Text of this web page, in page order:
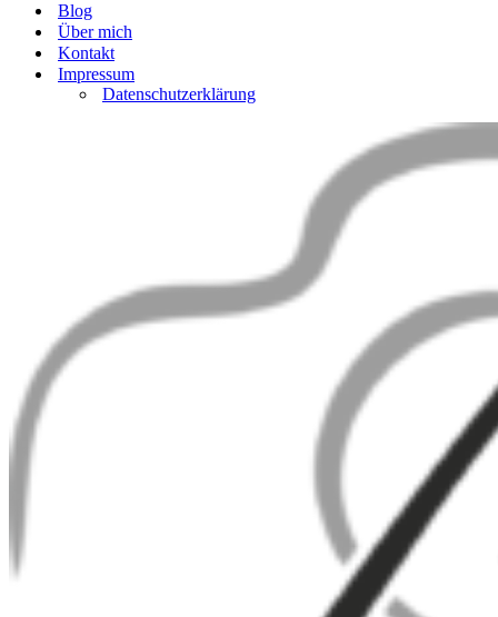
Blog
Über mich
Kontakt
Impressum
Datenschutzerklärung